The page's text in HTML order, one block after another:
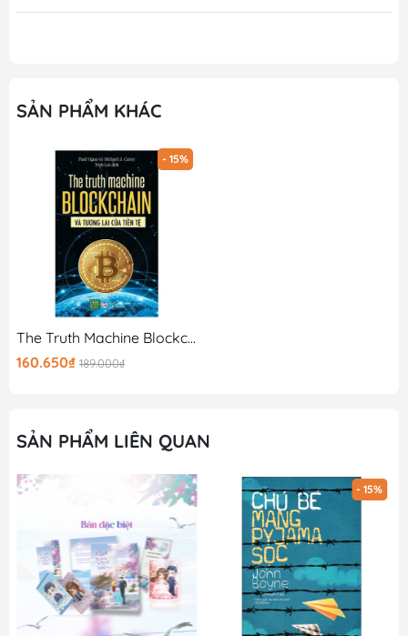
SẢN PHẨM KHÁC
- 15%
The Truth Machine Blockchain Và Tương Lai Của Tiền Tệ
160.650₫ 189.000₫
SẢN PHẨM LIÊN QUAN
- 15%